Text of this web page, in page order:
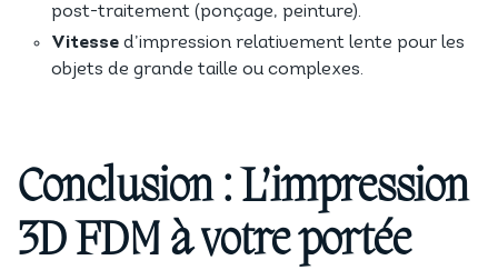
post-traitement (ponçage, peinture).
Vitesse d’impression relativement lente pour les
objets de grande taille ou complexes.
Conclusion : L’impression
3D FDM à votre portée